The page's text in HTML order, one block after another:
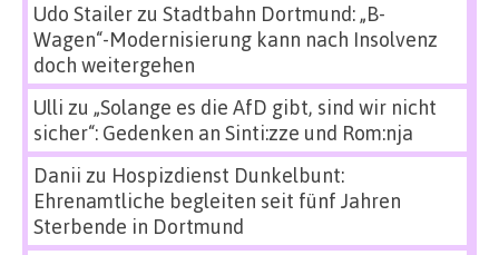
Udo Stailerzu Stadtbahn Dortmund: „B-
Wagen“-Modernisierung kann nach Insolvenz
doch weitergehen
Ulli zu „Solange es die AfD gibt, sind wir nicht
sicher“: Gedenken an Sinti:zze und Rom:nja
Danii zu Hospizdienst Dunkelbunt:
Ehrenamtliche begleiten seit fünf Jahren
Sterbende in Dortmund